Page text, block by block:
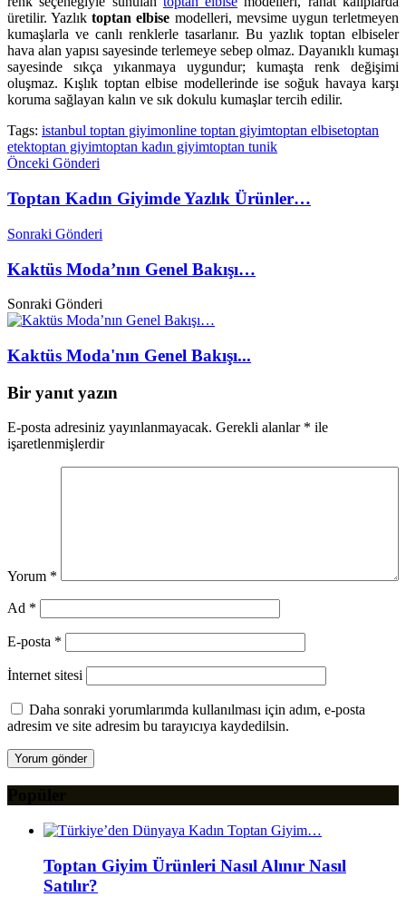
üretilir. Yazlıktoptan elbise modelleri, mevsime uygun terletmeyen
kumaşlarla ve canlı renklerle tasarlanır. Bu yazlık toptan elbiseler
hava alan yapısı sayesinde terlemeye sebep olmaz. Dayanıklı kumaşı
sayesinde sıkça yıkanmaya uygundur; kumaşta renk değişimi
oluşmaz. Kışlık toptan elbise modellerinde ise soğuk havaya karşı
koruma sağlayan kalın ve sık dokulu kumaşlar tercih edilir.
Tags: istanbul toptan giyimonline toptan giyimtoptan elbisetoptan
etektoptan giyimtoptan kadın giyimtoptan tunik
Önceki Gönderi
Toptan Kadın Giyimde Yazlık Ürünler…
Sonraki Gönderi
Kaktüs Moda’nın Genel Bakışı…
Sonraki Gönderi
Kaktüs Moda'nın Genel Bakışı...
Bir yanıt yazın
E-posta adresiniz yayınlanmayacak. Gerekli alanlar * ile
işaretlenmişlerdir
Yorum *
Ad *
E-posta *
İnternet sitesi
Daha sonraki yorumlarımda kullanılması için adım, e-posta
adresim ve site adresim bu tarayıcıya kaydedilsin.
Toptan Giyim Ürünleri Nasıl Alınır Nasıl
Satılır?